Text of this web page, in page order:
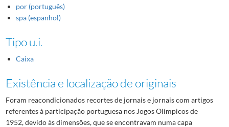
por (português)
spa (espanhol)
Tipo u.i.
Caixa
Existência e localização de originais
Foram reacondicionados recortes de jornais e jornais com artigos
referentes à participação portuguesa nos Jogos Olímpicos de
1952, devido às dimensões, que se encontravam numa capa